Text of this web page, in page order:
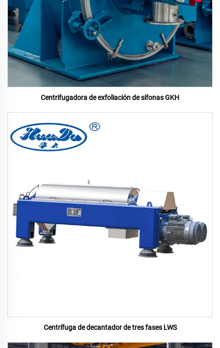
Centrifugadora de exfoliación de sifonas GKH
Centrífuga de decantador de tres fases LWS